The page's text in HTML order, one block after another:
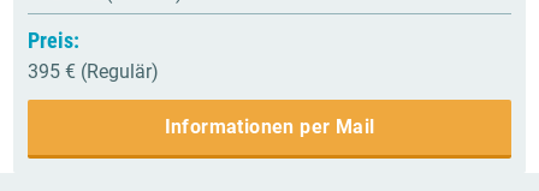
Preis:
395 € (Regulär)
Informationen per Mail